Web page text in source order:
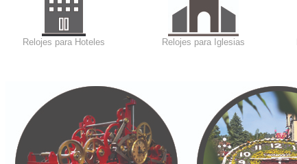
Relojes para Hoteles Relojes para Iglesias